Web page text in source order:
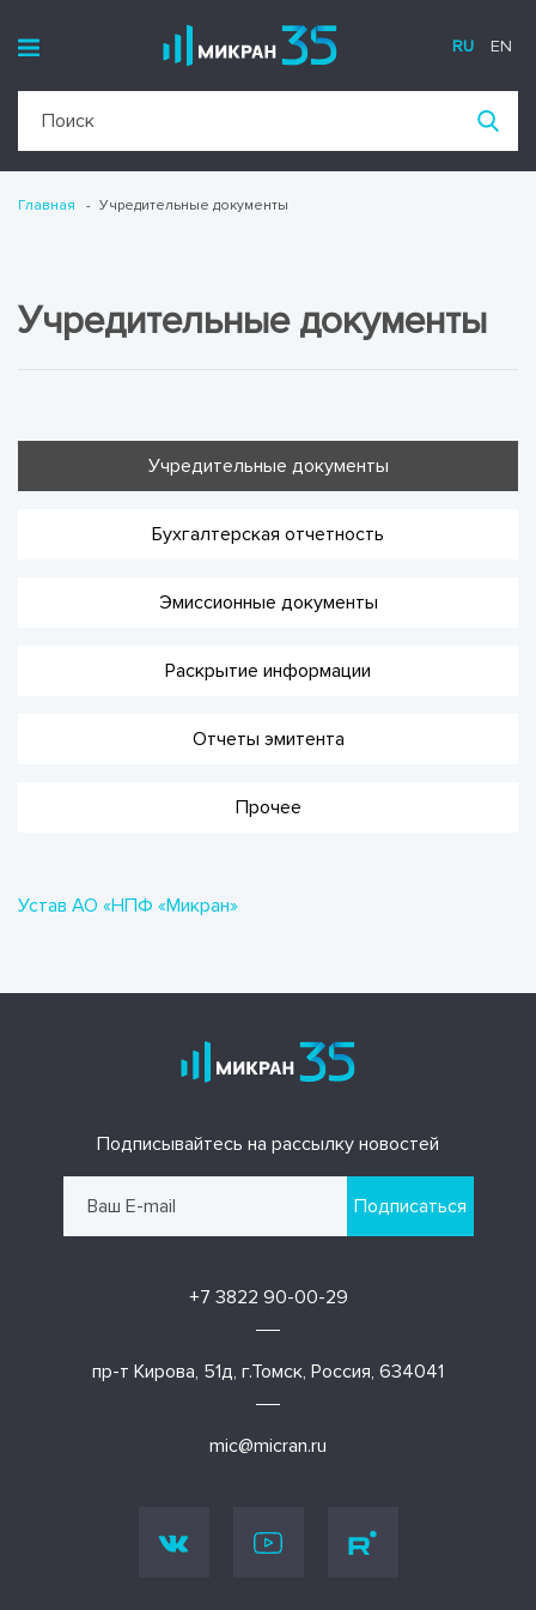
RU EN
Главная Учредительные документы
Учредительные документы
Учредительные документы
Бухгалтерская отчетность
Эмиссионные документы
Раскрытие информации
Отчеты эмитента
Прочее
Устав АО «НПФ «Микран»
Подписывайтесь на рассылку новостей
Подписаться
+7 3822 90-00-29
mic@micran.ru
пр-т Кирова, 51д, г.Томск, Россия, 634041